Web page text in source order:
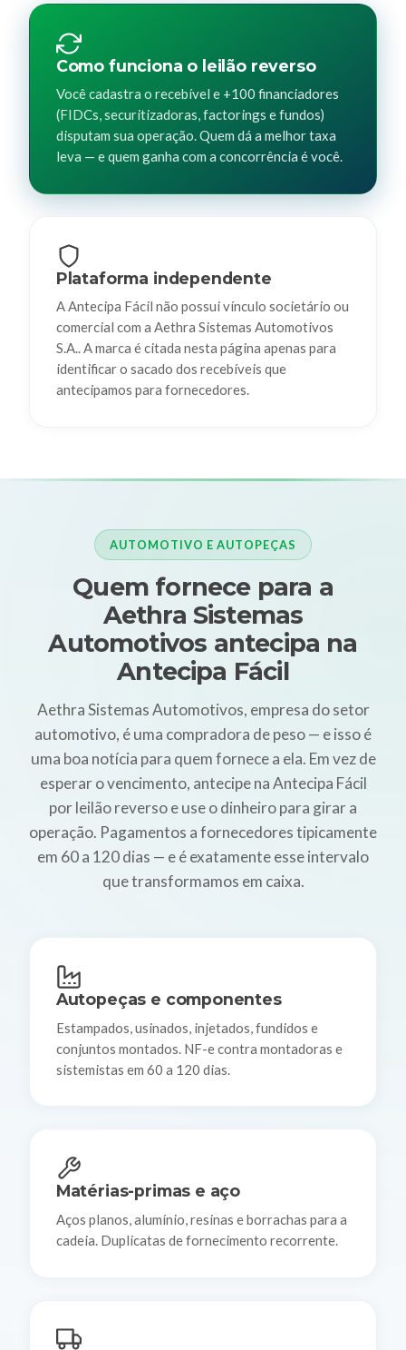
Como funciona o leilão reverso
Você cadastra o recebível e +100 financiadores
(FIDCs, securitizadoras, factorings e fundos)
disputam sua operação. Quem dá a melhor taxa
leva — e quem ganha com a concorrência é você.
Plataforma independente
A Antecipa Fácil não possui vínculo societário ou
comercial com a Aethra Sistemas Automotivos
S.A.. A marca é citada nesta página apenas para
identificar o sacado dos recebíveis que
antecipamos para fornecedores.
AUTOMOTIVO E AUTOPEÇAS
Quem fornece para a
Aethra Sistemas
Automotivos antecipa na
Antecipa Fácil
Aethra Sistemas Automotivos, empresa do setor
automotivo, é uma compradora de peso — e isso é
uma boa notícia para quem fornece a ela. Em vez de
esperar o vencimento, antecipe na Antecipa Fácil
por leilão reverso e use o dinheiro para girar a
operação. Pagamentos a fornecedores tipicamente
em 60 a 120 dias — e é exatamente esse intervalo
que transformamos em caixa.
Autopeças e componentes
Estampados, usinados, injetados, fundidos e
conjuntos montados. NF-e contra montadoras e
sistemistas em 60 a 120 dias.
Matérias-primas e aço
Aços planos, alumínio, resinas e borrachas para a
cadeia. Duplicatas de fornecimento recorrente.